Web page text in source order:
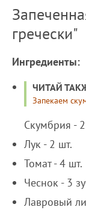
гречески"
Ингредиенты:
ЧИТАЙ
Запекаем
Скумбрия -
Лук - 2 шт.
Томат - 4 шт.
Чеснок - 3
Лавровый